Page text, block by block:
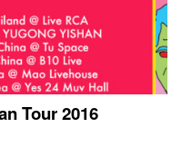
Tour 2016